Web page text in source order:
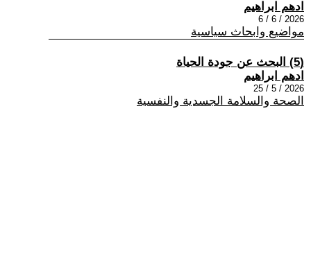
ادهم ابراهيم
2026 / 6 / 6
مواضيع وابحاث سياسية
(5) البحث عن جودة الحياة
ادهم ابراهيم
2026 / 5 / 25
الصحة والسلامة الجسدية والنفسية